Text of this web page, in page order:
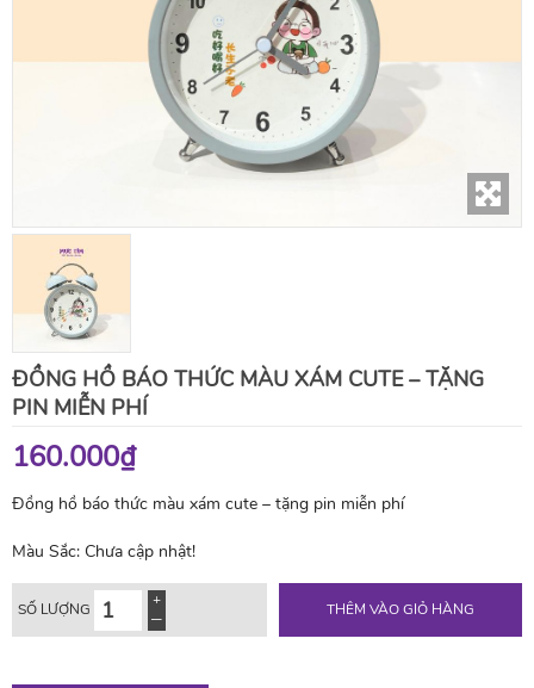
ĐỒNG HỒ BÁO THỨC MÀU XÁM CUTE – TẶNG
PIN MIỄN PHÍ
160.000₫
Đồng hồ báo thức màu xám cute – tặng pin miễn phí
Màu Sắc: Chưa cập nhật!
SỐ LƯỢNG THÊM VÀO GIỎ HÀNG